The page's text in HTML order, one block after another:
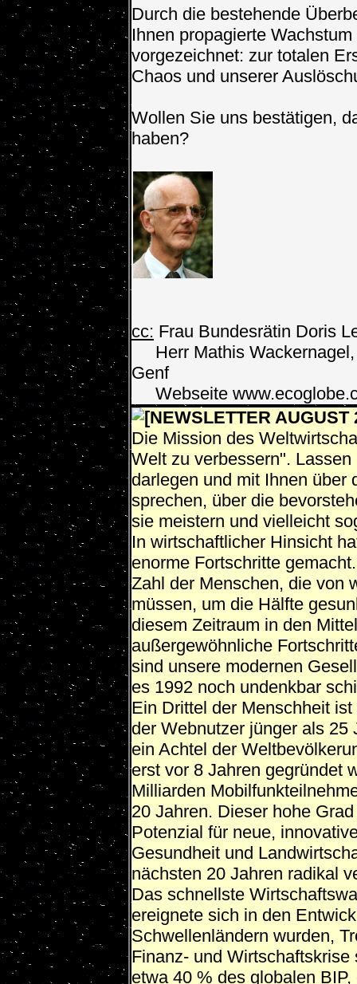
Durch die bestehende
Ihnen propagierte
vorgezeichnet: zur totalen
Chaos und unserer
Wollen Sie uns bestätigen,
haben?
cc: Frau Bundesrätin Doris
Herr Mathis Wackernagel,
Genf
Webseite
[NEWSLETTER
Die Mission des
Welt zu verbessern".
darlegen und mit Ihnen über
sprechen, über die
sie meistern und vielleicht
In wirtschaftlicher Hinsicht
enorme Fortschritte
Zahl der Menschen, die von
müssen, um die Hälfte
diesem Zeitraum in den
außergewöhnliche
sind unsere modernen
es 1992 noch undenkbar
Ein Drittel der Menschheit
der Webnutzer jünger als
ein Achtel der
erst vor 8 Jahren gegründet
Milliarden
20 Jahren. Dieser hohe
Potenzial für neue,
Gesundheit und
nächsten 20 Jahren radikal
Das schnellste
ereignete sich in den
Schwellenländern wurden,
Finanz- und
etwa 40 % des globalen